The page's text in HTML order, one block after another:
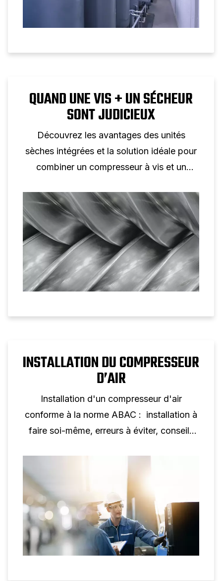
QUAND UNE VIS + UN SÉCHEUR
SONT JUDICIEUX
Découvrez les avantages des unités
sèches intégrées et la solution idéale pour
combiner un compresseur à vis et un
INSTALLATION DU COMPRESSEUR
D’AIR
Installation d'un compresseur d'air
conforme à la norme ABAC : installation à
faire soi-même, erreurs à éviter, conseils